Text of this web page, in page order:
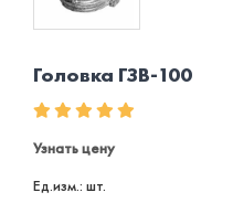
Головка ГЗВ-100
Узнать цену
Ед.изм.: шт.